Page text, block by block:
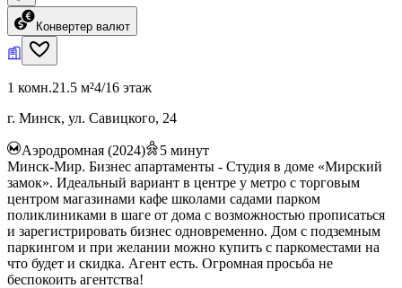
Конвертер валют
1 комн.21.5 м²4/16 этаж
г. Минск, ул. Савицкого, 24
Аэродромная (2024) 5 минут
Минск-Мир. Бизнес апартаменты - Студия в доме «Мирский
замок». Идеальный вариант в центре у метро с торговым
центром магазинами кафе школами садами парком
поликлиниками в шаге от дома с возможностью прописаться
и зарегистрировать бизнес одновременно. Дом с подземным
паркингом и при желании можно купить с паркоместами на
что будет и скидка. Агент есть. Огромная просьба не
беспокоить агентства!